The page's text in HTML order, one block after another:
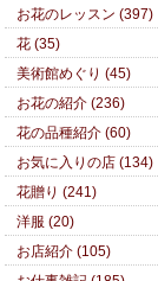
お花のレッスン (397)
花 (35)
美術館めぐり (45)
お花の紹介 (236)
花の品種紹介 (60)
お気に入りの店 (134)
花贈り (241)
洋服 (20)
お店紹介 (105)